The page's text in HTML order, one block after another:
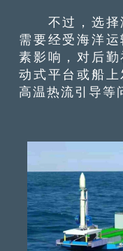
不过，选择
需要经受海洋
素影响，对后
动式平台或船上
高温热流引导等